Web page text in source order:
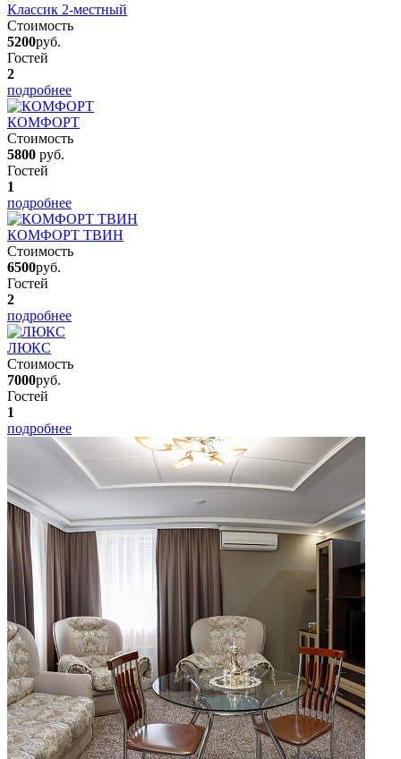
Классик 2-местный
Стоимость
5200руб.
Гостей
2
подробнее
КОМФОРТ
Стоимость
5800 руб.
Гостей
1
подробнее
КОМФОРТ ТВИН
Стоимость
6500руб.
Гостей
2
подробнее
ЛЮКС
Стоимость
7000руб.
Гостей
1
подробнее